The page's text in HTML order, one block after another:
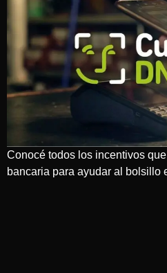
Conocé todos los incentivos
bancaria para ayudar al bolsillo